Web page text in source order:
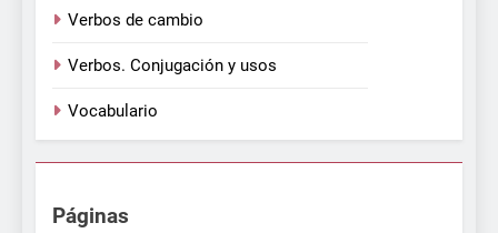
Verbos de cambio
Verbos. Conjugación y usos
Vocabulario
Páginas